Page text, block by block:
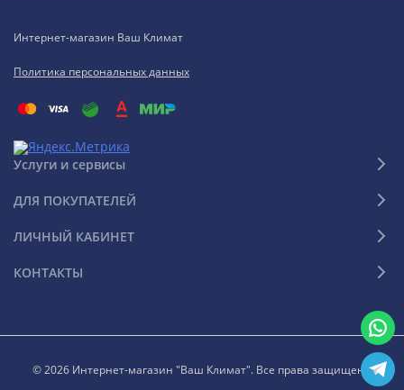
Интернет-магазин Ваш Климат
Политика персональных данных
Услуги и сервисы
ДЛЯ ПОКУПАТЕЛЕЙ
ЛИЧНЫЙ КАБИНЕТ
КОНТАКТЫ
© 2026 Интернет-магазин "Ваш Климат". Все права защищены